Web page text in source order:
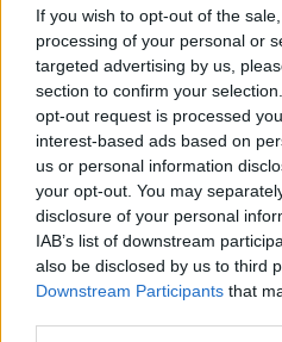
If you wish to opt-out of the
processing of your personal or
targeted advertising by us,
section to confirm your
opt-out request is processed
interest-based ads based on
us or personal information
your opt-out. You may
disclosure of your personal
IAB’s list of downstream
also be disclosed by us to third
Downstream Participants that
Δείτε αυτή τη δημοσίευση